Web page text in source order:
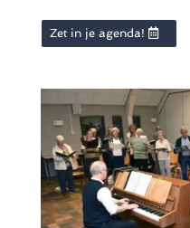
Zet in je agenda!